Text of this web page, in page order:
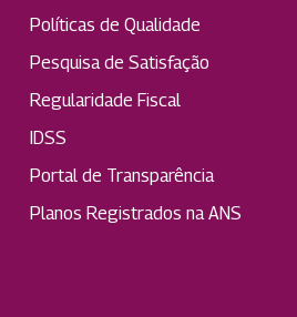
Políticas de Qualidade
Pesquisa de Satisfação
Regularidade Fiscal
IDSS
Portal de Transparência
Planos Registrados na ANS